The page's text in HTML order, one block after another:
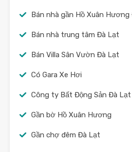
Bán nhà gần Hồ Xuân
Bán nhà trung tâm Đà Lạt
Bán Villa Sân Vườn Đà Lạt
Có Gara Xe Hơi
Công ty Bất Động Sản Đà Lạt
Gần bờ Hồ Xuân Hương
Gần chợ đêm Đà Lạt